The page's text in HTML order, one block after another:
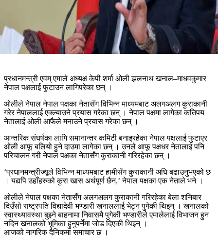
प्रधानमन्त्री एवम् एमाले अध्यक्ष केपी शर्मा ओली झलनाथ खनाल–माधवकुमार
नेपाल पक्षलाई फुटाउन लागिपरेका छन् ।
ओलीले नेपाल नेपाल पक्षका नेतासँग विभिन्न माध्यमबाट अलगअलग कुराकानी
गरेर नेपाललाई एक्ल्याउने प्रयास गरेका छन् । नेपाल पक्षमा लागेका कतिपय
नेतालाई ओली आफैले मनाउने प्रयास गरेका छन् ।
आन्तरिक संघर्षका लागि समानान्तर कमिटी बनाइरहेका नेपाल पक्षलाई फुटाएर
ओली आफू बलियो हुने दाउमा लागेका छन् । उनले आफू पक्षधर नेतालाई पनि
परिचालन गरी नेपाल पक्षका नेतासँग कुराकानी गरिरहेका छन् ।
‘प्रधानमन्त्रीज्यूले विभिन्न माध्यमबाट हामीसँग कुराकानी अघि बढाउनुभएको छ
। यद्यपि उहाँहरुको कुरा खास अर्थपूर्ण छैन,’ नेपाल पक्षका एक नेताले भने ।
ओलीले नेपाल पक्षका नेतासँग अलगअलग कुराकानी गरिरहेका बेला शनिबार
दिउँसो राष्ट्रपति विद्यादेवी भण्डारी खनाललाई भेट्न पुगेकी थिइन् । खनालको
स्वास्थ्यावस्था बुझ्ने बाहनामा निवासमै पुगेकी भण्डारीले एमालेलाई विभाजन हुन
नदिन खनालको भूमिका हुनुपर्नेमा जोड दिएकी थिइन् ।
आजको नागरिक दैनिकमा समाचार छ ।